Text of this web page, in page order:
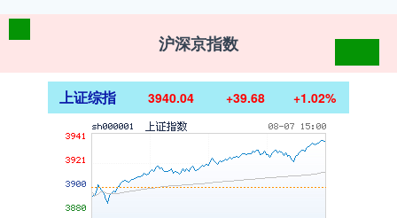
沪深京指数
上证综指 3940.04 +39.68 +1.02%